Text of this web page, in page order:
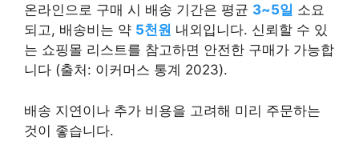
온라인으로 구매 시 배송 기간은 평균 3~5일 소요
되고, 배송비는 약 5천원 내외입니다. 신뢰할 수 있
는 쇼핑몰 리스트를 참고하면 안전한 구매가 가능합
니다 (출처: 이커머스 통계 2023).
배송 지연이나 추가 비용을 고려해 미리 주문하는
것이 좋습니다.